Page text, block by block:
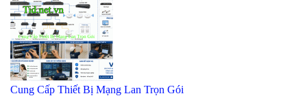
Cung Cấp Thiết Bị Mạng Lan Trọn Gói